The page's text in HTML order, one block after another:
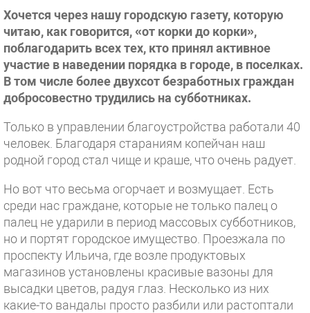
Хочется через нашу городскую газету, которую
читаю, как говорится, «от корки до корки»,
поблагодарить всех тех, кто принял активное
участие в наведении порядка в городе, в поселках.
В том числе более двухсот безработных граждан
добросовестно трудились на субботниках.
Только в управлении благоустройства работали 40
человек. Благодаря стараниям копейчан наш
родной город стал чище и краше, что очень радует.
Но вот что весьма огорчает и возмущает. Есть
среди нас граждане, которые не только палец о
палец не ударили в период массовых субботников,
но и портят городское имущество. Проезжала по
проспекту Ильича, где возле продуктовых
магазинов установлены красивые вазоны для
высадки цветов, радуя глаз. Несколько из них
какие-то вандалы просто разбили или растоптали